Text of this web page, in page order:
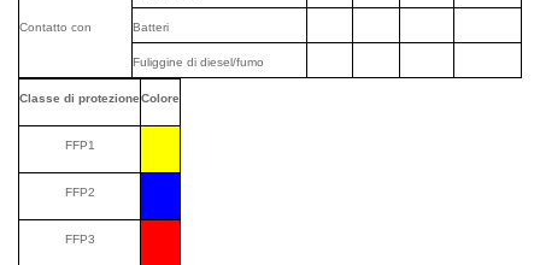
Contatto con Batteri
Fuliggine di diesel/fumo
Classe di protezioneColore
FFP1
FFP2
FFP3